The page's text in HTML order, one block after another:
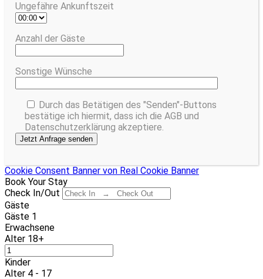
Ungefähre Ankunftszeit
Anzahl der Gäste
Sonstige Wünsche
Durch das Betätigen des "Senden"-Buttons
bestätige ich hiermit, dass ich die AGB und
Datenschutzerklärung akzeptiere.
Cookie Consent Banner von Real Cookie Banner
Book Your Stay
Check In/Out
Gäste
Gäste 1
Erwachsene
Alter 18+
Kinder
Alter 4 - 17